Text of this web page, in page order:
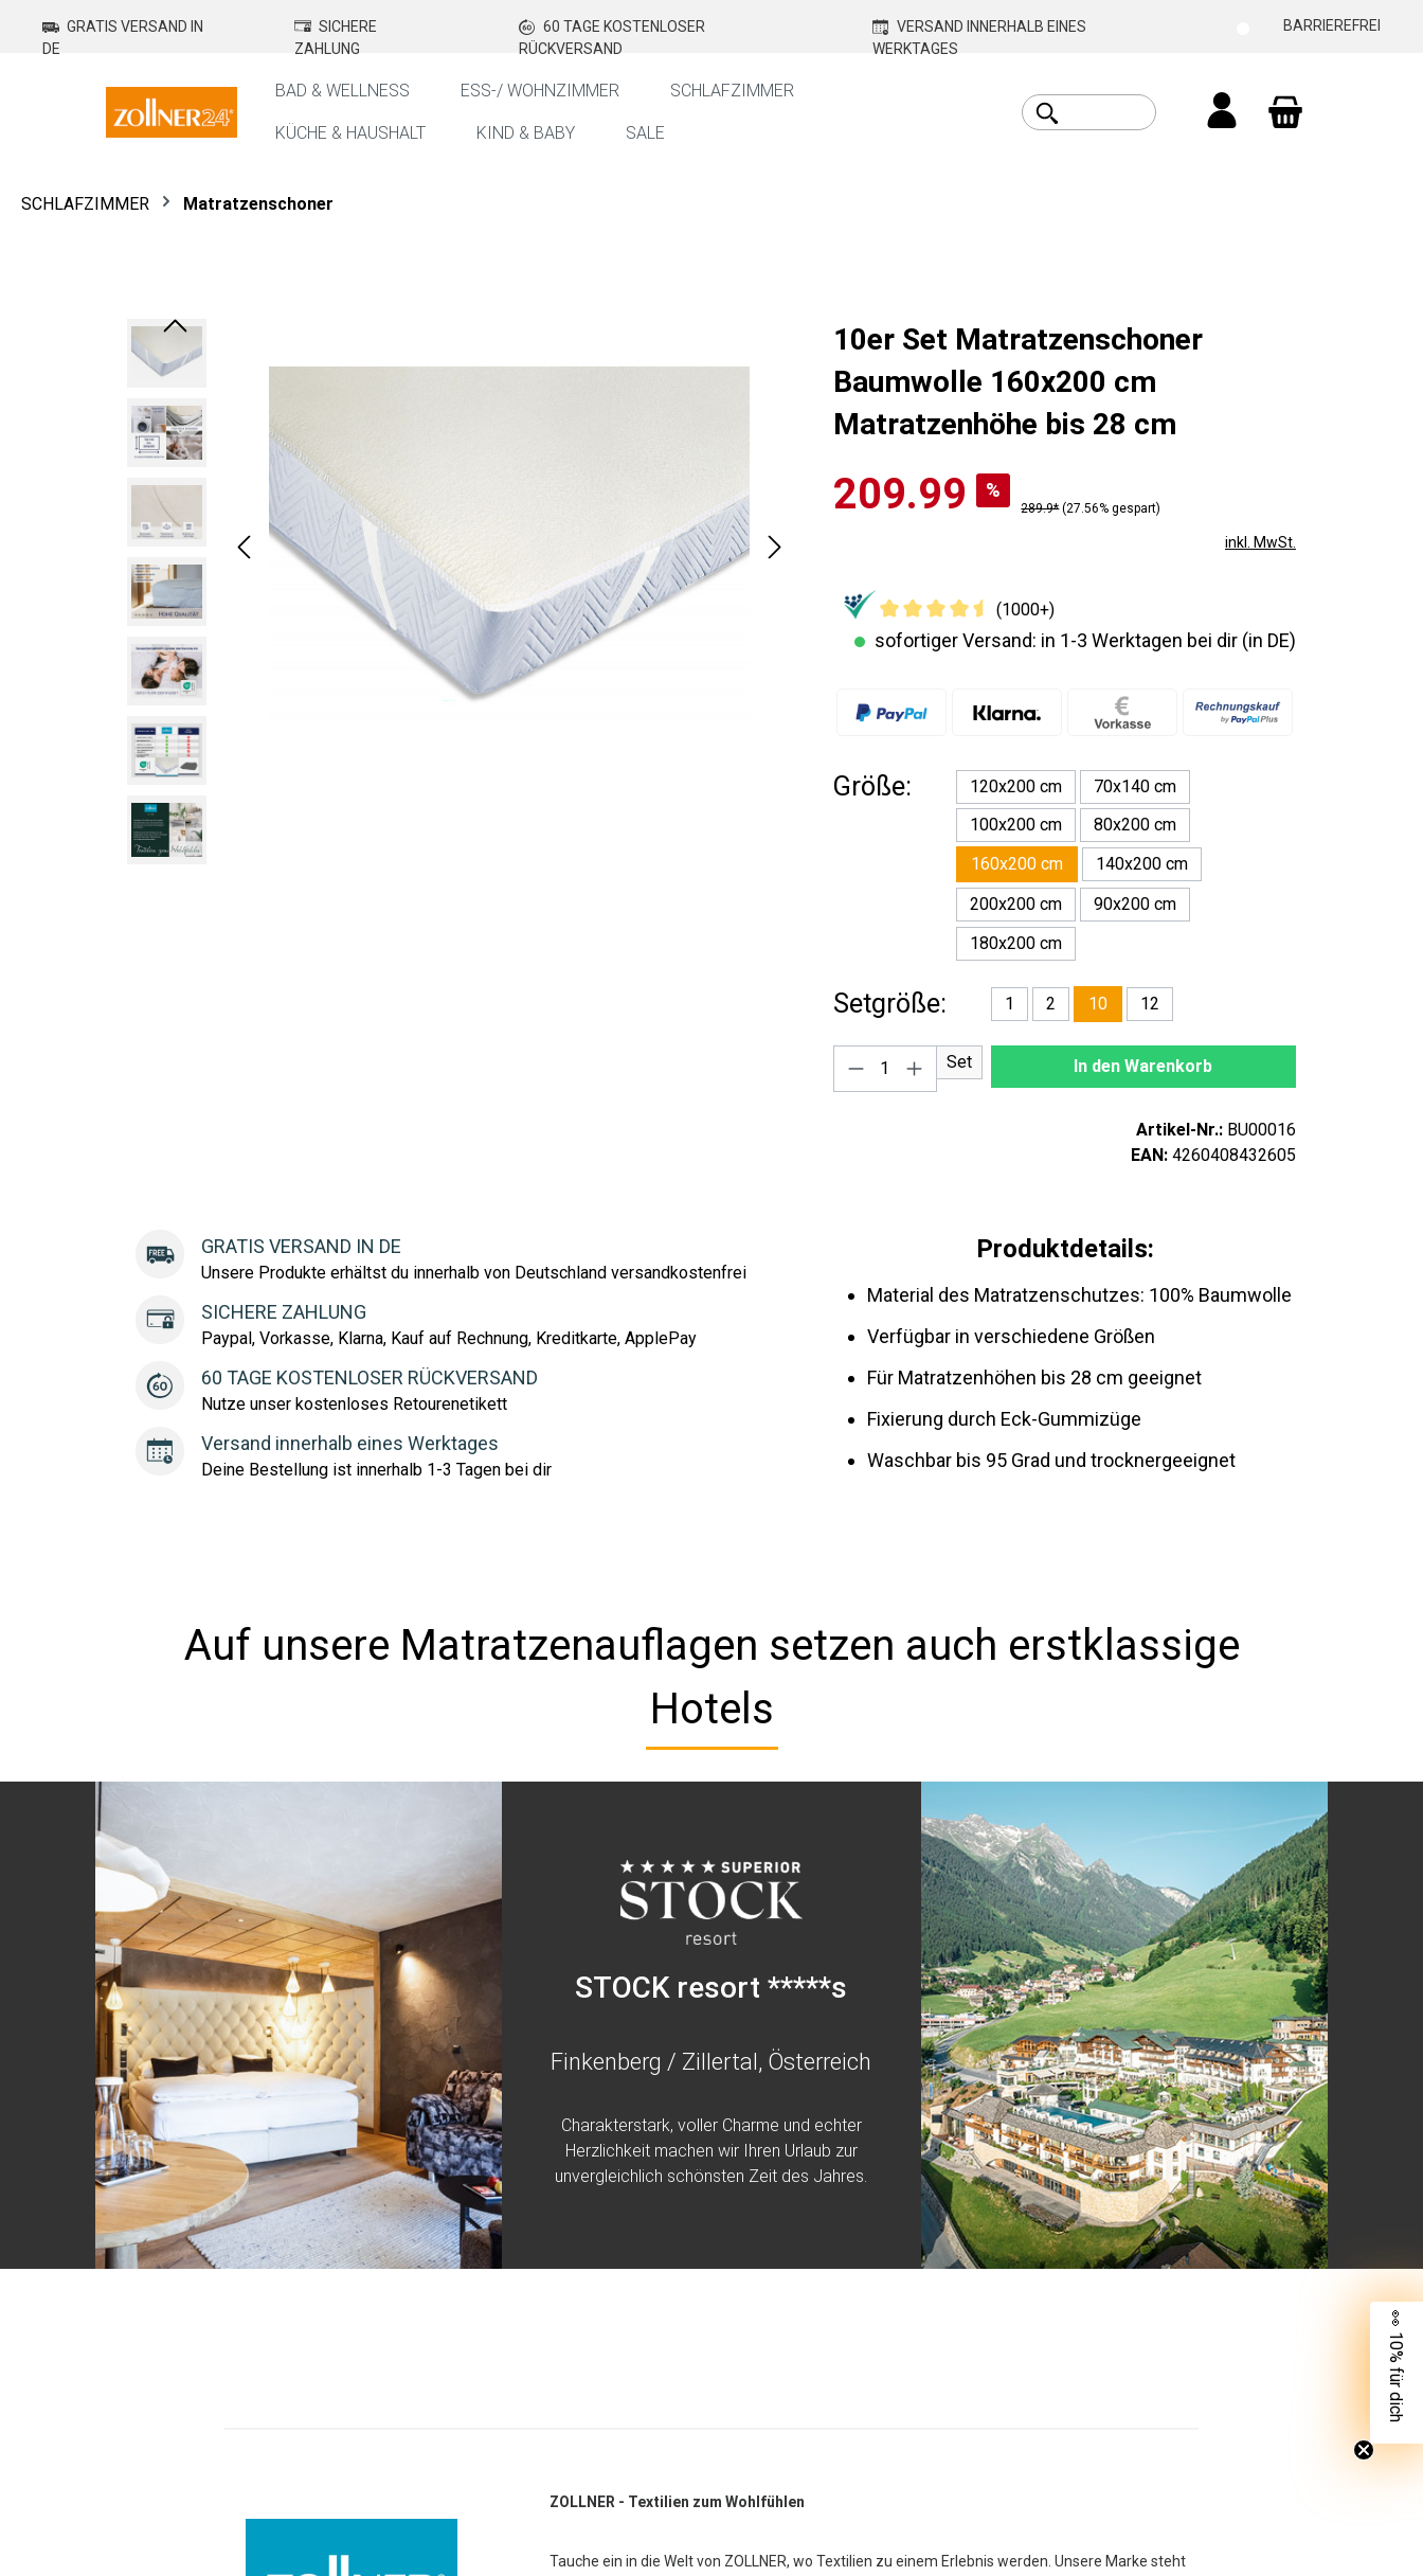
Zur Hauptnavigation springen
GRATIS VERSAND IN
DE
SICHERE
ZAHLUNG
60 TAGE KOSTENLOSER
RÜCKVERSAND
VERSAND INNERHALB EINES
WERKTAGES
BARRIEREFREI
BAD & WELLNESS ESS-/ WOHNZIMMER SCHLAFZIMMER
KÜCHE & HAUSHALT KIND & BABY
SALE
SCHLAFZIMMER Matratzenschoner
Bildergalerie überspringen
10er Set Matratzenschoner
Baumwolle 160x200 cm
Matratzenhöhe bis 28 cm
209.99 %
289.9* (27.56% gespart)
inkl. MwSt.
(1000+)
sofortiger Versand: in 1-3 Werktagen bei dir (in DE)
Größe: 120x200 cm
70x140 cm
100x200 cm
80x200 cm
160x200 cm
140x200 cm
200x200 cm
90x200 cm
180x200 cm
Setgröße: 1 2 10 12
Produkt Anzahl: Gib den gewünschten Wert ein
Set In den Warenkorb
Artikel-Nr.: BU00016
EAN: 4260408432605
GRATIS VERSAND IN DE
Unsere Produkte erhältst du innerhalb von Deutschland versandkostenfrei
SICHERE ZAHLUNG
Paypal, Vorkasse, Klarna, Kauf auf Rechnung, Kreditkarte, ApplePay
60 TAGE KOSTENLOSER RÜCKVERSAND
Nutze unser kostenloses Retourenetikett
Versand innerhalb eines Werktages
Deine Bestellung ist innerhalb 1-3 Tagen bei dir
Produktdetails:
Material des Matratzenschutzes: 100% Baumwolle
Verfügbar in verschiedene Größen
Für Matratzenhöhen bis 28 cm geeignet
Fixierung durch Eck-Gummizüge
Waschbar bis 95 Grad und trocknergeeignet
Auf unsere Matratzenauflagen setzen auch erstklassige
Hotels
STOCK resort *****s
Finkenberg / Zillertal, Österreich
Charakterstark, voller Charme und echter
Herzlichkeit machen wir Ihren Urlaub zur
unvergleichlich schönsten Zeit des Jahres.
ZOLLNER - Textilien zum Wohlfühlen
Tauche ein in die Welt von ZOLLNER, wo Textilien zu einem Erlebnis werden. Unsere Marke steht
👀 10% für dich